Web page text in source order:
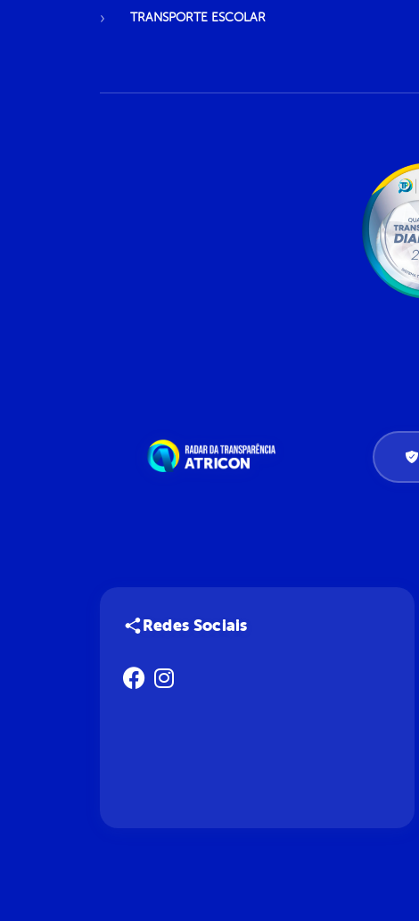
TRANSPORTE ESCOLAR
Redes Sociais